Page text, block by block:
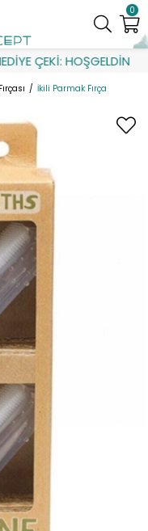
ÇEKİ: HOŞGELDİN
0
İkili Parmak Fırça